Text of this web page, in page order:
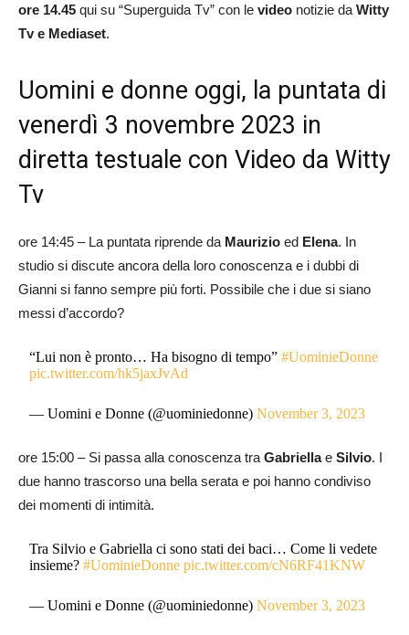
ore 14.45 qui su “Superguida Tv” con le video notizie da Witty
Tv e Mediaset.
Uomini e donne oggi, la puntata di
venerdì 3 novembre 2023 in
diretta testuale con Video da Witty
Tv
ore 14:45 – La puntata riprende da Maurizio ed Elena. In
studio si discute ancora della loro conoscenza e i dubbi di
Gianni si fanno sempre più forti. Possibile che i due si siano
messi d’accordo?
“Lui non è pronto… Ha bisogno di tempo”#UominieDonne
pic.twitter.com/hk5jaxJvAd
— Uomini e Donne (@uominiedonne)November 3, 2023
ore 15:00 – Si passa alla conoscenza tra Gabriellae Silvio. I
due hanno trascorso una bella serata e poi hanno condiviso
dei momenti di intimità.
Tra Silvio e Gabriella ci sono stati dei baci… Come li vedete
insieme?#UominieDonne pic.twitter.com/cN6RF41KNW
— Uomini e Donne (@uominiedonne)November 3, 2023